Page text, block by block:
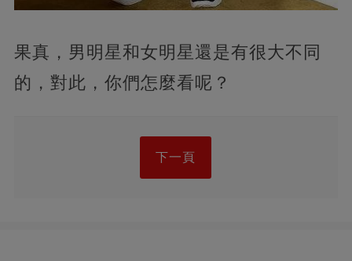
果真，男明星和女明星還是有很大不同
的，對此，你們怎麼看呢？
下一頁